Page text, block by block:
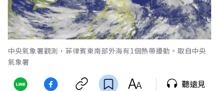
中央氣象署觀測，菲律賓東南部外海有1個熱帶擾動。取自中央
氣象署
聽遠見